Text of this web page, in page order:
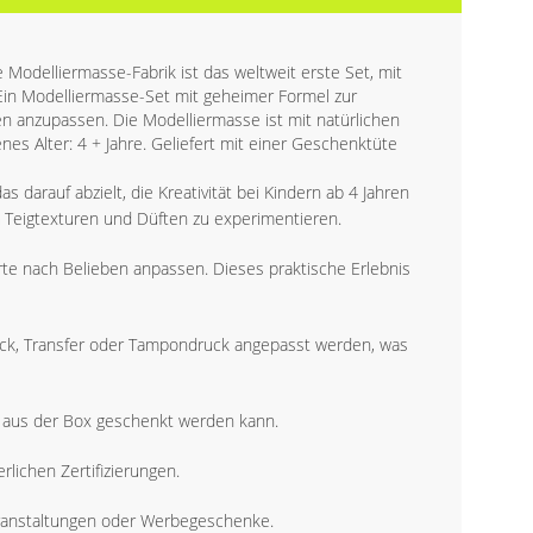
Fabrik ist das weltweit erste Set, mit
Modelliermasse-Set mit geheimer Formel zur
anzupassen. Die Modelliermasse ist mit natürlichen
Alter: 4 + Jahre. Geliefert mit einer Geschenktüte
darauf abzielt, die Kreativität bei Kindern ab 4 Jahren
und Düften zu experimentieren.
nach Belieben anpassen. Dieses praktische Erlebnis
Transfer oder Tampondruck angepasst werden, was
der Box geschenkt werden kann.
Zertifizierungen.
oder Werbegeschenke.